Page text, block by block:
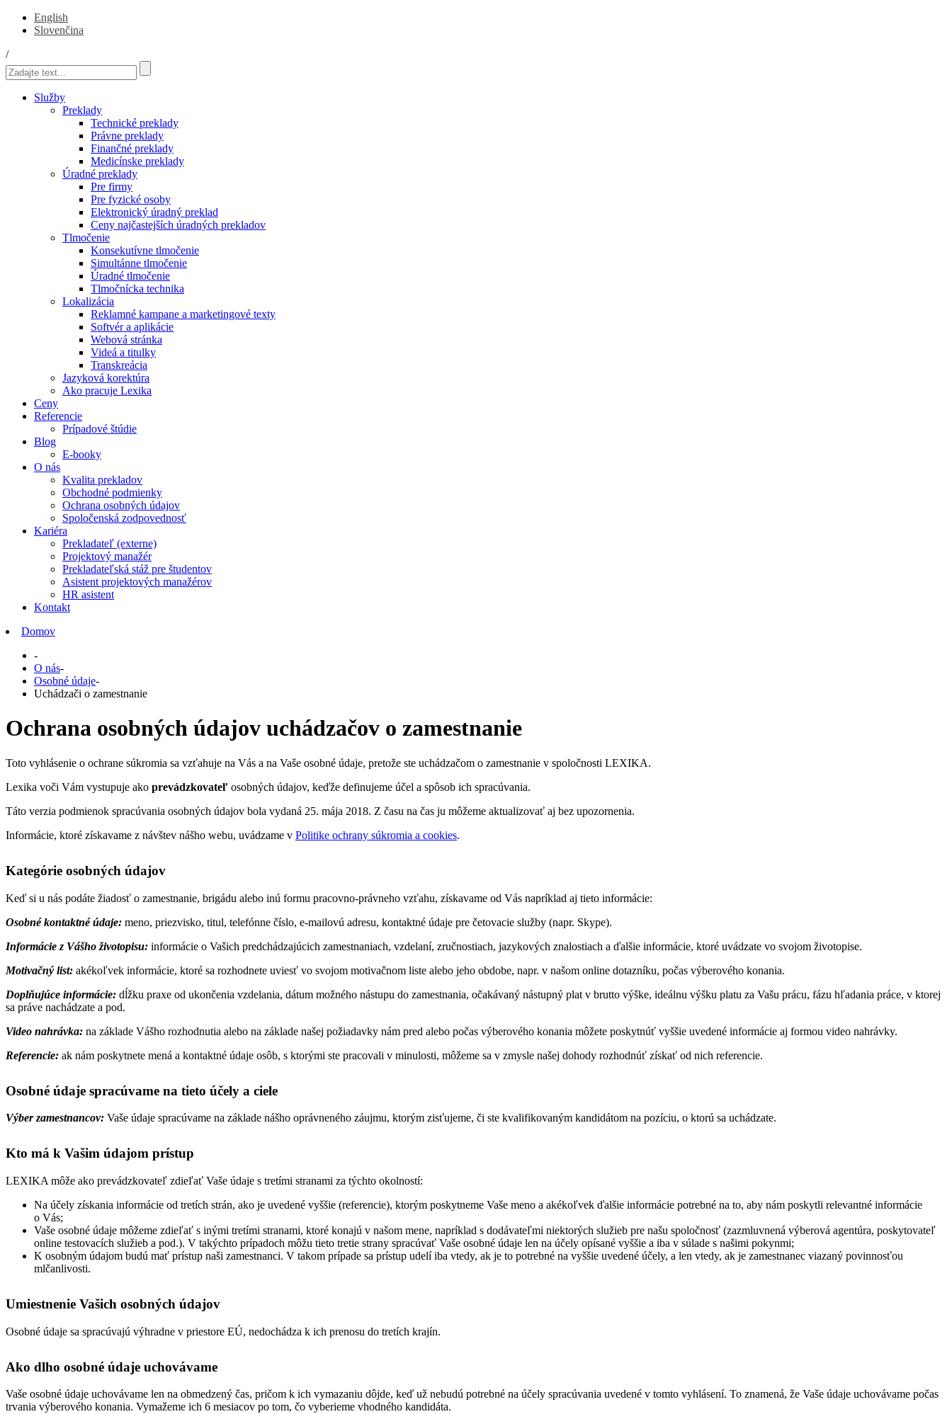
English
Slovenčina
/
Služby
Preklady
Technické preklady
Právne preklady
Finančné preklady
Medicínske preklady
Úradné preklady
Pre firmy
Pre fyzické osoby
Elektronický úradný preklad
Ceny najčastejších úradných prekladov
Tlmočenie
Konsekutívne tlmočenie
Simultánne tlmočenie
Úradné tlmočenie
Tlmočnícka technika
Lokalizácia
Reklamné kampane a marketingové texty
Softvér a aplikácie
Webová stránka
Videá a titulky
Transkreácia
Jazyková korektúra
Ako pracuje Lexika
Ceny
Referencie
Prípadové štúdie
Blog
E-booky
O nás
Kvalita prekladov
Obchodné podmienky
Ochrana osobných údajov
Spoločenská zodpovednosť
Kariéra
Prekladateľ (externe)
Projektový manažér
Prekladateľská stáž pre študentov
Asistent projektových manažérov
HR asistent
Kontakt
Domov
-
O nás-
Osobné údaje-
Uchádzači o zamestnanie
Ochrana osobných údajov uchádzačov o zamestnanie
Toto vyhlásenie o ochrane súkromia sa vzťahuje na Vás a na Vaše osobné údaje, pretože ste uchádzačom o zamestnanie v spoločnosti LEXIKA.
Lexika voči Vám vystupuje ako prevádzkovateľ osobných údajov, keďže definujeme účel a spôsob ich spracúvania.
Táto verzia podmienok spracúvania osobných údajov bola vydaná 25. mája 2018. Z času na čas ju môžeme aktualizovať aj bez upozornenia.
Informácie, ktoré získavame z návštev nášho webu, uvádzame v Politike ochrany súkromia a cookies.
Kategórie osobných údajov
Keď si u nás podáte žiadosť o zamestnanie, brigádu alebo inú formu pracovno-právneho vzťahu, získavame od Vás napríklad aj tieto informácie:
Osobné kontaktné údaje: meno, priezvisko, titul, telefónne číslo, e-mailovú adresu, kontaktné údaje pre četovacie služby (napr. Skype).
Informácie z Vášho životopisu: informácie o Vašich predchádzajúcich zamestnaniach, vzdelaní, zručnostiach, jazykových znalostiach a ďalšie informácie, ktoré uvádzate vo svojom životopise.
Motivačný list: akékoľvek informácie, ktoré sa rozhodnete uviesť vo svojom motivačnom liste alebo jeho obdobe, napr. v našom online dotazníku, počas výberového konania.
Doplňujúce informácie: dĺžku praxe od ukončenia vzdelania, dátum možného nástupu do zamestnania, očakávaný nástupný plat v brutto výške, ideálnu výšku platu za Vašu prácu, fázu hľadania práce, v ktorej
sa práve nachádzate a pod.
Video nahrávka: na základe Vášho rozhodnutia alebo na základe našej požiadavky nám pred alebo počas výberového konania môžete poskytnúť vyššie uvedené informácie aj formou video nahrávky.
Referencie: ak nám poskytnete mená a kontaktné údaje osôb, s ktorými ste pracovali v minulosti, môžeme sa v zmysle našej dohody rozhodnúť získať od nich referencie.
Osobné údaje spracúvame na tieto účely a ciele
Výber zamestnancov: Vaše údaje spracúvame na základe nášho oprávneného záujmu, ktorým zisťujeme, či ste kvalifikovaným kandidátom na pozíciu, o ktorú sa uchádzate.
Kto má k Vašim údajom prístup
LEXIKA môže ako prevádzkovateľ zdieľať Vaše údaje s tretími stranami za týchto okolností:
Na účely získania informácie od tretích strán, ako je uvedené vyššie (referencie), ktorým poskytneme Vaše meno a akékoľvek ďalšie informácie potrebné na to, aby nám poskytli relevantné informácie
o Vás;
Vaše osobné údaje môžeme zdieľať s inými tretími stranami, ktoré konajú v našom mene, napríklad s dodávateľmi niektorých služieb pre našu spoločnosť (zazmluvnená výberová agentúra, poskytovateľ
online testovacích služieb a pod.). V takýchto prípadoch môžu tieto tretie strany spracúvať Vaše osobné údaje len na účely opísané vyššie a iba v súlade s našimi pokynmi;
K osobným údajom budú mať prístup naši zamestnanci. V takom prípade sa prístup udelí iba vtedy, ak je to potrebné na vyššie uvedené účely, a len vtedy, ak je zamestnanec viazaný povinnosťou
mlčanlivosti.
Umiestnenie Vašich osobných údajov
Osobné údaje sa spracúvajú výhradne v priestore EÚ, nedochádza k ich prenosu do tretích krajín.
Ako dlho osobné údaje uchovávame
Vaše osobné údaje uchovávame len na obmedzený čas, pričom k ich vymazaniu dôjde, keď už nebudú potrebné na účely spracúvania uvedené v tomto vyhlásení. To znamená, že Vaše údaje uchovávame počas
trvania výberového konania. Vymažeme ich 6 mesiacov po tom, čo vyberieme vhodného kandidáta.